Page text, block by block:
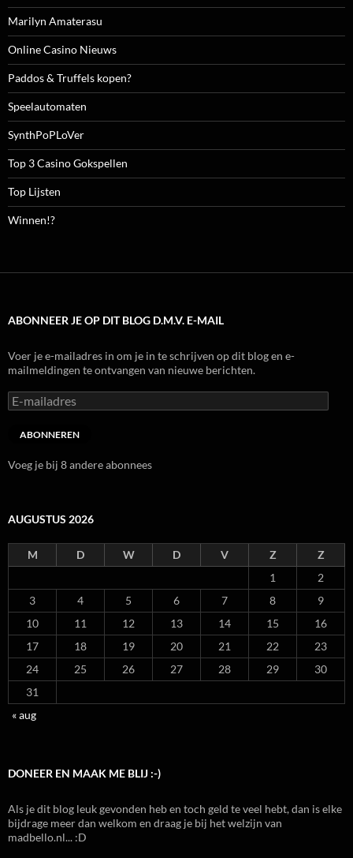
Marilyn Amaterasu
Online Casino Nieuws
Paddos & Truffels kopen?
Speelautomaten
SynthPoPLoVer
Top 3 Casino Gokspellen
Top Lijsten
Winnen!?
ABONNEER JE OP DIT BLOG D.M.V. E-MAIL
Voer je e-mailadres in om je in te schrijven op dit blog en e-
mailmeldingen te ontvangen van nieuwe berichten.
E-
mailadres
ABONNEREN
Voeg je bij 8 andere abonnees
AUGUSTUS 2026
M D W D V Z
Z
1
2
3
4 5 6 7 8
9
10
11 12 13 14 15
16
17
18 19 20 21 22
23
24
25 26 27 28 29
30
31
« aug
DONEER EN MAAK ME BLIJ :-)
Als je dit blog leuk gevonden heb en toch geld te veel hebt, dan is elke
bijdrage meer dan welkom en draag je bij het welzijn van
madbello.nl... :D